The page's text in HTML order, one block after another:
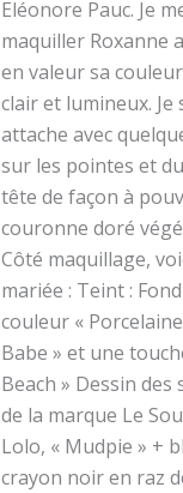
Eléonore Pauc. Je
maquiller Roxanne
en valeur sa
clair et lumineux.
attache avec
sur les pointes et
tête de façon à
couronne doré
Côté maquillage,
mariée : Teint :
couleur «
Babe » et une
Beach » Dessin des
de la marque Le
Lolo, « Mudpie » +
crayon noir en raz